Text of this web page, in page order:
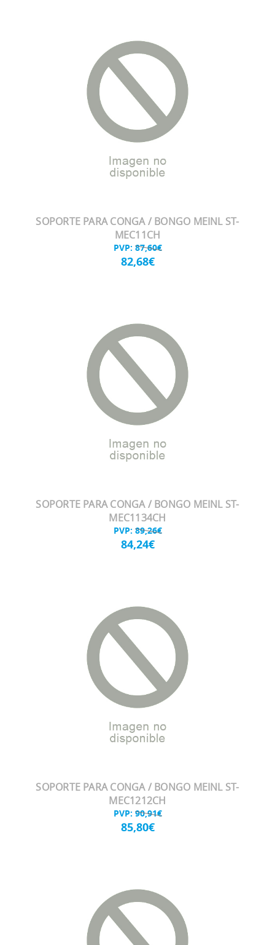
SOPORTE PARA CONGA / BONGO MEINL ST-
MEC11CH
PVP: 87,60€
82,68€
SOPORTE PARA CONGA / BONGO MEINL ST-
MEC1134CH
PVP: 89,26€
84,24€
SOPORTE PARA CONGA / BONGO MEINL ST-
MEC1212CH
PVP: 90,91€
85,80€